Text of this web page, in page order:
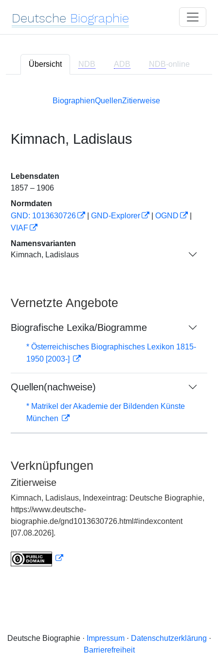
Deutsche Biographie
Übersicht NDB ADB NDB-online
BiographienQuellenZitierweise
Kimnach, Ladislaus
Lebensdaten
1857 – 1906
Normdaten
GND: 1013630726
GND-Explorer OGND
VIAF
Namensvarianten
Kimnach, Ladislaus
Vernetzte Angebote
Biografische Lexika/Biogramme
* Österreichisches Biographisches Lexikon 1815-
1950 [2003-]
Quellen(nachweise)
* Matrikel der Akademie der Bildenden Künste
München
Verknüpfungen
Zitierweise
Kimnach, Ladislaus, Indexeintrag: Deutsche Biographie,
https://www.deutsche-
biographie.de/gnd1013630726.html#indexcontent
[07.08.2026].
Deutsche Biographie · Impressum· Datenschutzerklärung ·
Barrierefreiheit